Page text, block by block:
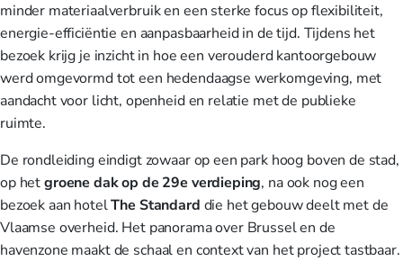
minder materiaalverbruik en een sterke focus op flexibiliteit,
energie-efficiëntie en aanpasbaarheid in de tijd. Tijdens het
bezoek krijg je inzicht in hoe een verouderd kantoorgebouw
werd omgevormd tot een hedendaagse werkomgeving, met
aandacht voor licht, openheid en relatie met de publieke
ruimte.
De rondleiding eindigt zowaar op een park hoog boven de stad,
op hetgroene dak op de 29e verdieping, na ook nog een
bezoek aan hotelThe Standard die het gebouw deelt met de
Vlaamse overheid. Het panorama over Brussel en de
havenzone maakt de schaal en context van het project tastbaar.